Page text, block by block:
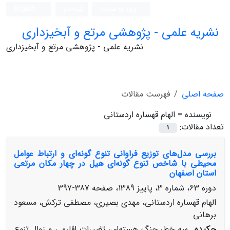
نشریه علمی - پژوهشی مرتع و آبخیزداری
نشریه علمی - پژوهشی مرتع و آبخیزداری
صفحه اصلی
فهرست مقالات
نویسنده = الهام قهساره اردستانی
تعداد مقالات:
1
بررسی مدل‌‌های توزیع فراوانی تنوع گونه‌‌ای و ارتباط عوامل
محیطی با شاخص تنوع گونه‌‌ای هیل در چهار مکان مرتعی
استان اصفهان
دوره 63، شماره 3، پاییز 1389، صفحه
387-397
الهام قهساره اردستانی، مهدی بصیری، مصطفی ترکش، مسعود
برهانی